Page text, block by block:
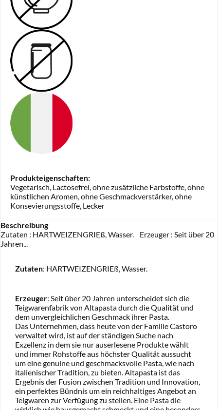
Produkteigenschaften:
Vegetarisch, Lactosefrei, ohne zusätzliche Farbstoffe, ohne
künstlichen Aromen, ohne Geschmackverstärker, ohne
Konsevierungsstoffe, Lecker
Beschreibung
Zutaten : HARTWEIZENGRIEß, Wasser. Erzeuger : Seit über 20
Jahren...
Zutaten: HARTWEIZENGRIEß, Wasser.
Erzeuger: Seit über 20 Jahren unterscheidet sich die
Teigwarenfabrik von Altapasta durch die Qualität und
dem unvergleichlichen Geschmack ihrer Pasta.
Das Unternehmen, dass heute von der Familie Castoro
verwaltet wird, ist auf der ständigen Suche nach
Exzellenz in dem sie nur auserlesene Produkte wählt
und immer Rohstoffe aus höchster Qualität aussucht
um eine genuine und geschmacksvolle Pasta, wie nach
italienischer Tradition, zu bieten. Altapasta ist das
Ergebnis der Fusion zwischen Tradition und Innovation,
ein perfektes Bündnis um ein reichhaltiges Angebot an
Teigwaren zur Verfügung zu stellen. Eine Pasta die